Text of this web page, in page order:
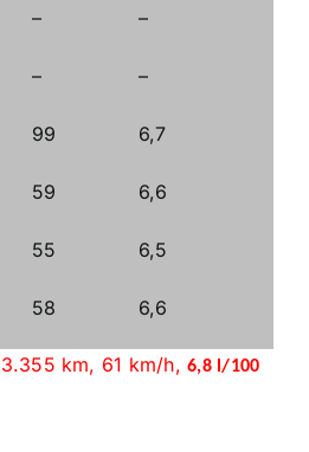
– –
– –
99 6,7
59 6,6
55 6,5
58 6,6
3.355 km, 61 km/h,6,8 l/100